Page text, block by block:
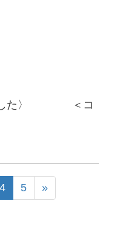
ました〉 ＜コ
4 5 »